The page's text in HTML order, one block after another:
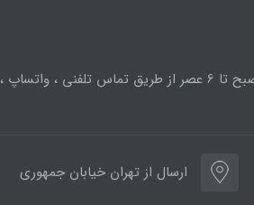
ساعت پاسخگویی از 10صبح تا 6 عصر از طریق تماس تلفنی ، واتساپ ،
ارسال از تهران خیابان جمهوری